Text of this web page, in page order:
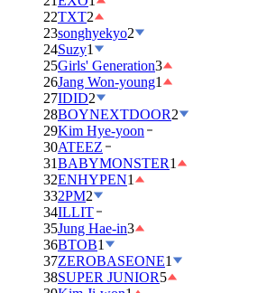
22TXT2
23songhyekyo2
24Suzy1
25Girls' Generation3
26Jang Won-young1
27IDID2
28BOYNEXTDOOR2
29Kim Hye-yoon
30ATEEZ
31BABYMONSTER1
32ENHYPEN1
332PM2
34ILLIT
35Jung Hae-in3
36BTOB1
37ZEROBASEONE1
38SUPER JUNIOR5